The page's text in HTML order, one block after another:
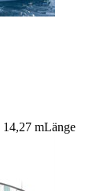
14,27 mLänge